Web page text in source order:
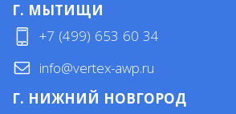
Г. МЫТИЩИ
+7 (499) 653 60 34
info@vertex-awp.ru
Г. НИЖНИЙ НОВГОРОД